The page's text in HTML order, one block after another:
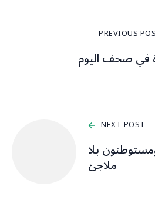
PREVIOUS
في صحف اليوم
NEXT POST
بلا
ملاجئ